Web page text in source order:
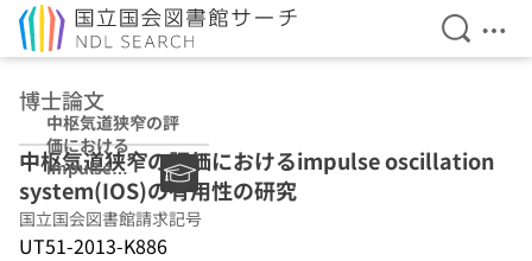
検索を
メ
博士論文
中枢気道狭窄の評
価における
impulse
oscillation
system(IOS)の有
用性の研究
中枢気道狭窄の評価におけるimpulse oscillation
system(IOS)の有用性の研究
国立国会図書館請求記号
UT51-2013-K886